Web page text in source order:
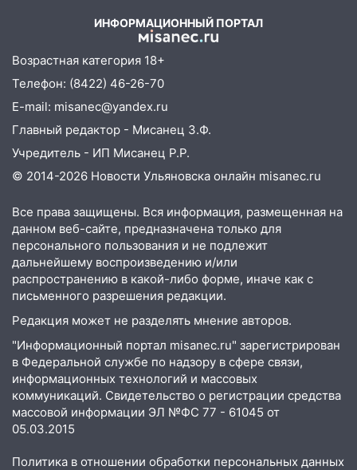
смертельная драка
Боль, скованность и старение
дисков: как повседневные привычки
незаметно разрушают наш позвоночник
03:00 День скрытых ловушек и
внезапных подарков судьбы: гороскоп
на 10 августа
09.08.2026
моста утопили автомобиль «Вольво»
20:20 Итоги 9 августа в Ульяновской
области: разгул стихии, поиски
человека на Волге и транспортный
коллапс
19:43
Из-за ураганного ветра упали
деревья в парке «Победы»
18:00 Пепелище на Балтийской: в
Заволжье ульяновские спасатели
ликвидировали крупный пожар
17:15 Прогноз погоды на 10 августа в
Ульяновской области
ИНФОРМАЦИОННЫЙ ПОРТАЛ
Возрастная категория 18+
Телефон: (8422) 46-26-70
E-mail: misanec@yandex.ru
Главный редактор - Мисанец З.Ф.
Учредитель - ИП Мисанец Р.Р.
© 2014-2026 Новости Ульяновска онлайн misanec.ru
Все права защищены. Вся информация, размещенная на
данном веб-сайте, предназначена только для
персонального пользования и не подлежит
дальнейшему воспроизведению и/или
распространению в какой-либо форме, иначе как с
письменного разрешения редакции.
Редакция может не разделять мнение авторов.
"Информационный портал misanec.ru" зарегистрирован
в Федеральной службе по надзору в сфере связи,
информационных технологий и массовых
коммуникаций. Свидетельство о регистрации средства
массовой информации ЭЛ №ФС 77 - 61045 от
05.03.2015
Политика в отношении обработки персональных данных